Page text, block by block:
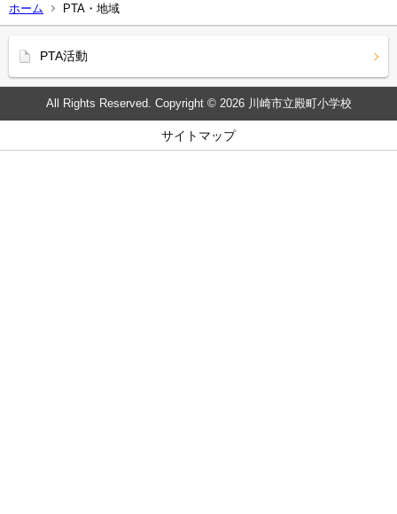
ホーム PTA・地域
PTA活動
All Rights Reserved. Copyright © 2026 川崎市立殿町小学校
サイトマップ